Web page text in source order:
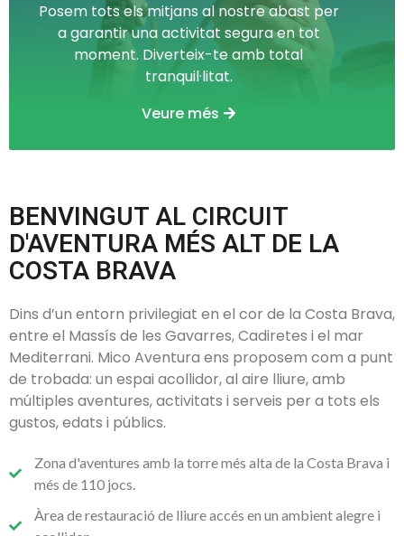
Posem tots els mitjans al nostre abast per
a garantir una activitat segura en tot
moment. Diverteix-te amb total
tranquil·litat.
Veure més
BENVINGUT AL CIRCUIT
D'AVENTURA MÉS ALT DE LA
COSTA BRAVA
Dins d’un entorn privilegiat en el cor de la Costa Brava,
entre el Massís de les Gavarres, Cadiretes i el mar
Mediterrani. Mico Aventura ens proposem com a punt
de trobada: un espai acollidor, al aire lliure, amb
múltiples aventures, activitats i serveis per a tots els
gustos, edats i públics.
Zona d'aventures amb la torre més alta de la Costa Brava i
més de 110 jocs.
Àrea de restauració de lliure accés en un ambient alegre i